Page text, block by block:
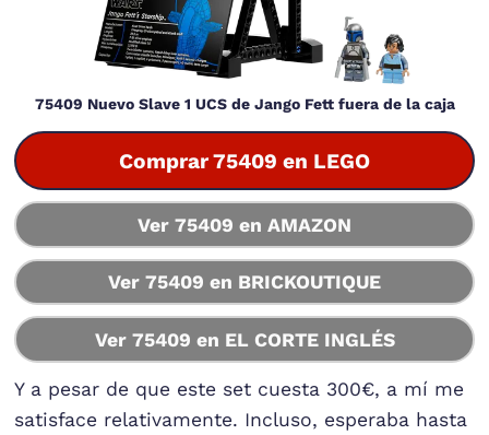
75409 Nuevo Slave 1 UCS de Jango Fett fuera de la caja
Comprar 75409 en LEGO
Ver 75409 en AMAZON
Ver 75409 en BRICKOUTIQUE
Ver 75409 en EL CORTE INGLÉS
Y a pesar de que este set cuesta 300€, a mí me
satisface relativamente. Incluso, esperaba hasta